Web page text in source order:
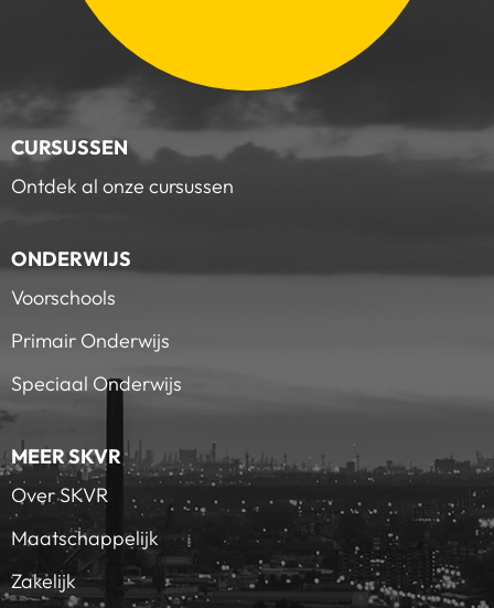
CURSUSSEN
Ontdek al onze cursussen
ONDERWIJS
Voorschools
Primair Onderwijs
Speciaal Onderwijs
MEER SKVR
Over SKVR
Maatschappelijk
Zakelijk